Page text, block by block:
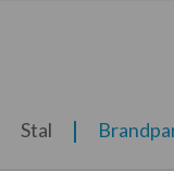
Stal